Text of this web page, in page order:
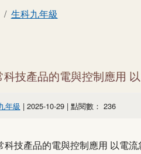
生科九年級
科技產品的電與控制應用
年級 | 2025-10-29 | 點閱數： 236
科技產品的電與控制應用 以電